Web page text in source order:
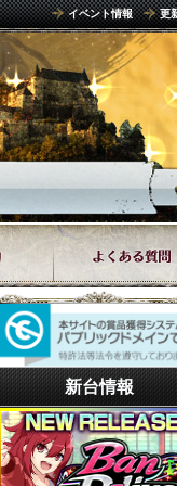
イベント情報 更
新台情報